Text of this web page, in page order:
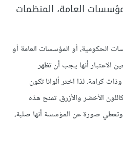
العامة، المنظمات
الحكومية، أو المؤسسات العامة أو
الاعتبار أنها يجب أن تظهر
كرامة. لذا اختر ألوانا تكون
الأخضر والأزرق. تمنح هذه
وتعطي صورة عن المؤسسة أنها صلبة،